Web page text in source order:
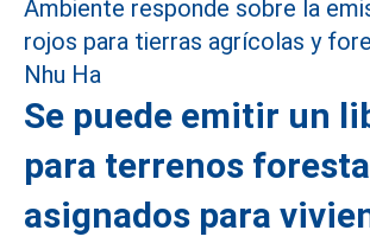
Se puede emitir un
para terrenos
asignados para